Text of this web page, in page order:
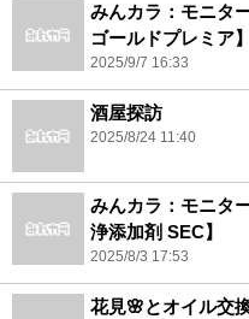
みんカラ：モニタ
ゴールドプレミア】
2025/9/7 16:33
酒屋探訪
2025/8/24 11:40
みんカラ：モニタ
浄添加剤 SEC】
2025/8/3 17:53
花見🌸とオイル交